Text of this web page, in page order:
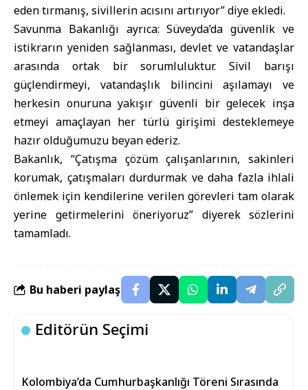
eden tırmanış, sivillerin acısını artırıyor” diye ekledi.
Savunma Bakanlığı ayrıca: Süveyda’da güvenlik ve
istikrarın yeniden sağlanması, devlet ve vatandaşlar
arasında ortak bir sorumluluktur. Sivil barışı
güçlendirmeyi, vatandaşlık bilincini aşılamayı ve
herkesin onuruna yakışır güvenli bir gelecek inşa
etmeyi amaçlayan her türlü girişimi desteklemeye
hazır olduğumuzu beyan ederiz.
Bakanlık, “Çatışma çözüm çalışanlarının, sakinleri
korumak, çatışmaları durdurmak ve daha fazla ihlali
önlemek için kendilerine verilen görevleri tam olarak
yerine getirmelerini öneriyoruz” diyerek sözlerini
tamamladı.
Bu haberi paylaş
Editörün Seçimi
Kolombiya’da Cumhurbaşkanlığı Töreni Sırasında